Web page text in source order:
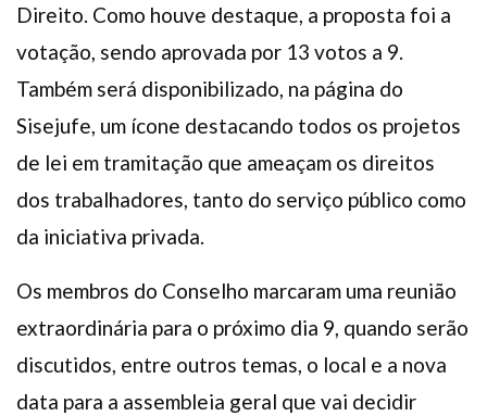
Direito. Como houve destaque, a proposta foi a
votação, sendo aprovada por 13 votos a 9.
Também será disponibilizado, na página do
Sisejufe, um ícone destacando todos os projetos
de lei em tramitação que ameaçam os direitos
dos trabalhadores, tanto do serviço público como
da iniciativa privada.
Os membros do Conselho marcaram uma reunião
extraordinária para o próximo dia 9, quando serão
discutidos, entre outros temas, o local e a nova
data para a assembleia geral que vai decidir